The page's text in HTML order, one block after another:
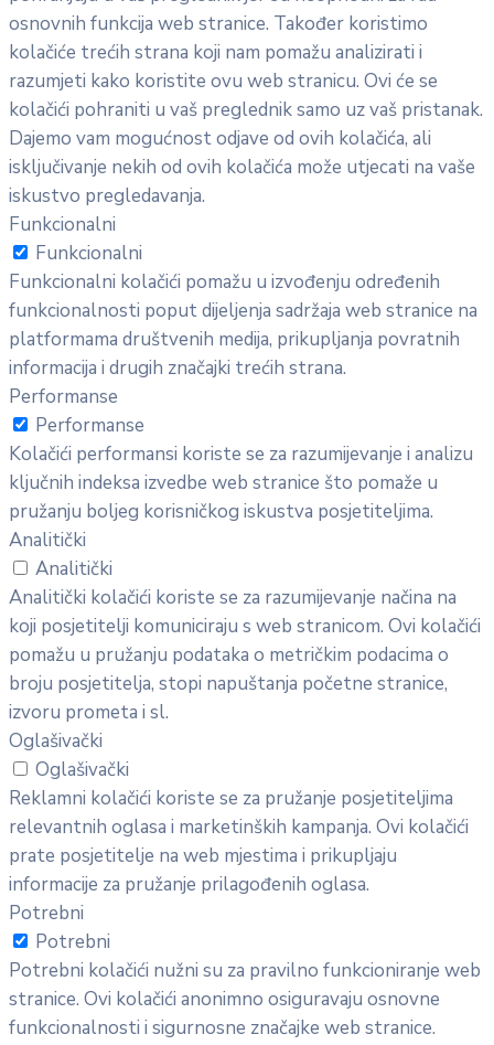
osnovnih funkcija web stranice. Također koristimo
kolačiće trećih strana koji nam pomažu analizirati i
razumjeti kako koristite ovu web stranicu. Ovi će se
kolačići pohraniti u vaš preglednik samo uz vaš pristanak.
Dajemo vam mogućnost odjave od ovih kolačića, ali
isključivanje nekih od ovih kolačića može utjecati na vaše
iskustvo pregledavanja.
Funkcionalni
Funkcionalni
Funkcionalni kolačići pomažu u izvođenju određenih
funkcionalnosti poput dijeljenja sadržaja web stranice na
platformama društvenih medija, prikupljanja povratnih
informacija i drugih značajki trećih strana.
Performanse
Performanse
Kolačići performansi koriste se za razumijevanje i analizu
ključnih indeksa izvedbe web stranice što pomaže u
pružanju boljeg korisničkog iskustva posjetiteljima.
Analitički
Analitički
Analitički kolačići koriste se za razumijevanje načina na
koji posjetitelji komuniciraju s web stranicom. Ovi kolačići
pomažu u pružanju podataka o metričkim podacima o
broju posjetitelja, stopi napuštanja početne stranice,
izvoru prometa i sl.
Oglašivački
Oglašivački
Reklamni kolačići koriste se za pružanje posjetiteljima
relevantnih oglasa i marketinških kampanja. Ovi kolačići
prate posjetitelje na web mjestima i prikupljaju
informacije za pružanje prilagođenih oglasa.
Potrebni
Potrebni
Potrebni kolačići nužni su za pravilno funkcioniranje web
stranice. Ovi kolačići anonimno osiguravaju osnovne
funkcionalnosti i sigurnosne značajke web stranice.